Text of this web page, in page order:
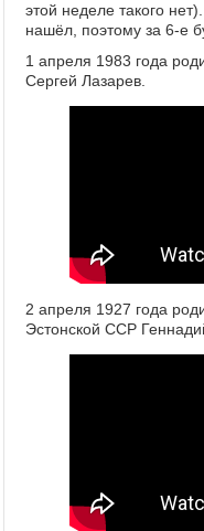
этой неделе такого
нашёл, поэтому за 6-е
1 апреля 1983 года
Сергей Лазарев.
2 апреля 1927 года
Эстонской ССР